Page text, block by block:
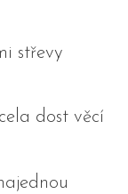
střevy
dost věcí